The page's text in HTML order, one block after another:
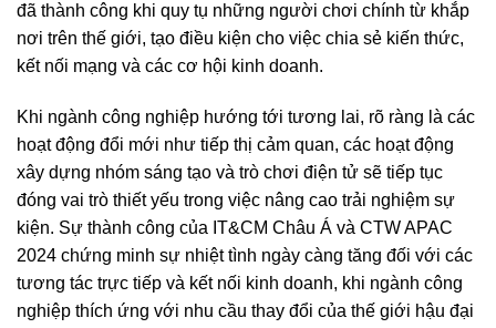
đã thành công khi quy tụ những người chơi chính từ khắp
nơi trên thế giới, tạo điều kiện cho việc chia sẻ kiến ​​thức,
kết nối mạng và các cơ hội kinh doanh.
Khi ngành công nghiệp hướng tới tương lai, rõ ràng là các
hoạt động đổi mới như tiếp thị cảm quan, các hoạt động
xây dựng nhóm sáng tạo và trò chơi điện tử sẽ tiếp tục
đóng vai trò thiết yếu trong việc nâng cao trải nghiệm sự
kiện. Sự thành công của IT&CM Châu Á và CTW APAC
2024 chứng minh sự nhiệt tình ngày càng tăng đối với các
tương tác trực tiếp và kết nối kinh doanh, khi ngành công
nghiệp thích ứng với nhu cầu thay đổi của thế giới hậu đại